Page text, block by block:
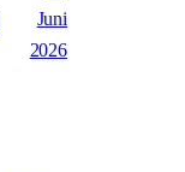
Juni
2026